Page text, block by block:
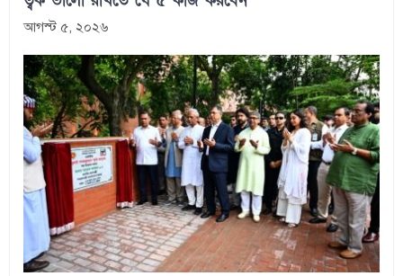
আগস্ট ৫, ২০২৬